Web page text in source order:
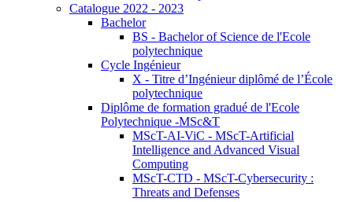
Catalogue 2022 - 2023
Bachelor
BS - Bachelor of Science de l'Ecole
polytechnique
Cycle Ingénieur
X - Titre d’Ingénieur diplômé de l’École
polytechnique
Diplôme de formation gradué de l'Ecole
Polytechnique -MSc&T
MScT-AI-ViC - MScT-Artificial
Intelligence and Advanced Visual
Computing
MScT-CTD - MScT-Cybersecurity :
Threats and Defenses